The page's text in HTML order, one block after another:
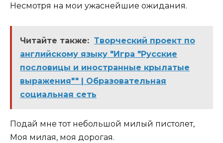
Несмотря на мои ужаснейшие ожидания.
Читайте также: Творческий проект по
английскому языку "Игра "Русские
пословицы и иностранные крылатые
выражения"" | Образовательная
социальная сеть
Подай мне тот небольшой милый пистолет,
Моя милая, моя дорогая.